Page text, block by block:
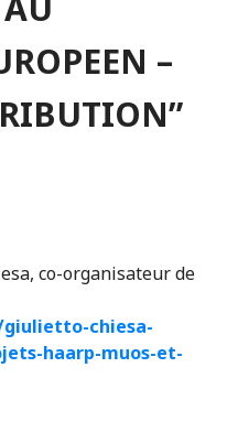
–
”
co-organisateur de
chiesa-
haarp-muos-et-